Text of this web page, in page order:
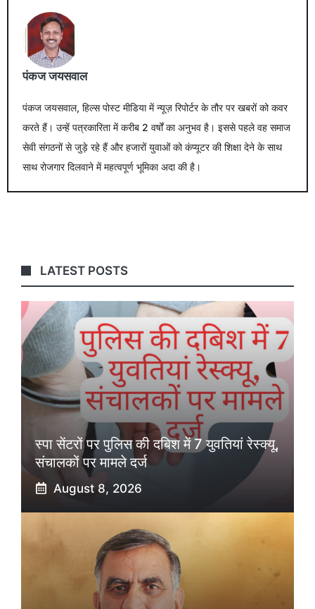
पंकज जयसवाल
पंकज जयसवाल, हिल्स पोस्ट मीडिया में न्यूज़ रिपोर्टर के तौर पर खबरों को कवर
करते हैं। उन्हें पत्रकारिता में करीब 2 वर्षों का अनुभव है। इससे पहले वह समाज
सेवी संगठनों से जुड़े रहे हैं और हजारों युवाओं को कंप्यूटर की शिक्षा देने के साथ
साथ रोजगार दिलवाने में महत्वपूर्ण भूमिका अदा की है।
LATEST POSTS
स्पा सेंटरों पर पुलिस की दबिश में 7 युवतियां रेस्क्यू,
संचालकों पर मामले दर्ज
August 8, 2026